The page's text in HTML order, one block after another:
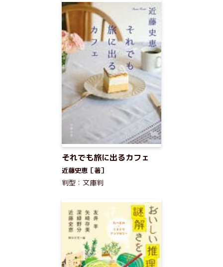
それでも旅に出るカフェ
近藤史恵［著］
判型：文庫判